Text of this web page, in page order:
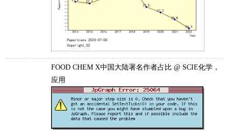
FOOD CHEM X中国大陆署名作者占比 @ SCIE化学，
应用